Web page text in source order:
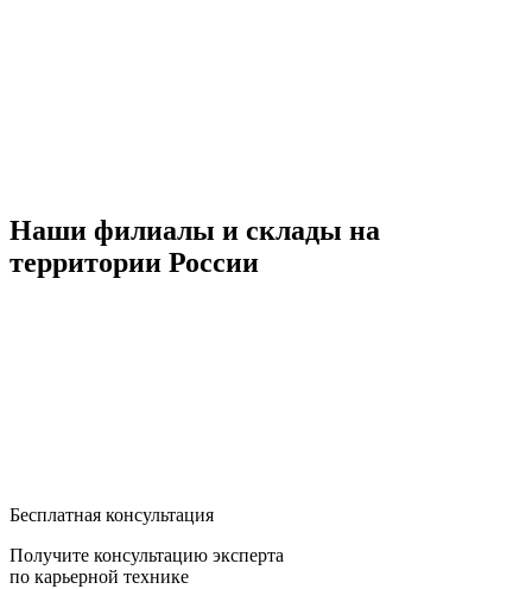
Наши филиалы и склады на
территории России
Бесплатная консультация
Получите консультацию эксперта
по карьерной технике